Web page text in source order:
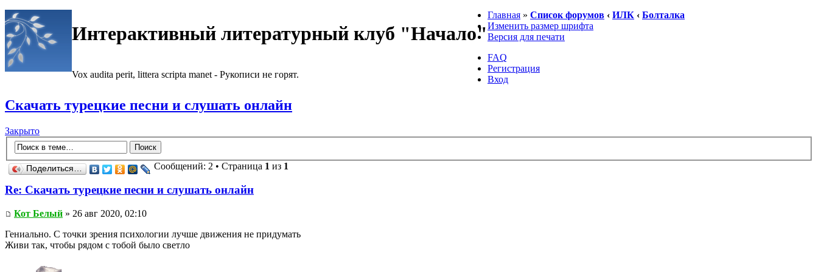
Интерактивный литературный клуб "Начало"
Vox audita perit, littera scripta manet - Рукописи не горят.
Главная » Список форумов ‹ ИЛК ‹ Болталка
Изменить размер шрифта
Версия для печати
FAQ
Регистрация
Вход
Скачать турецкие песни и слушать онлайн
Закрыто
Поделиться… Сообщений: 2 • Страница 1 из 1
Re: Скачать турецкие песни и слушать онлайн
Кот Белый » 26 авг 2020, 02:10
Гениально. С точки зрения психологии лучше движения не придумать
Живи так, чтобы рядом с тобой было светло